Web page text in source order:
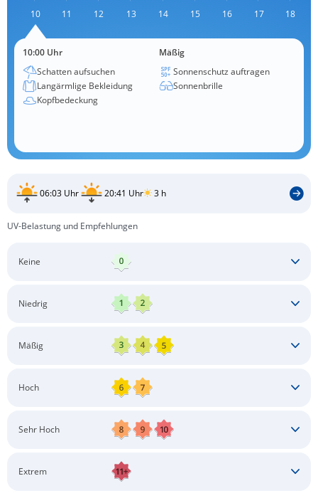
10 11 12 13 14 15 16 17 18
10:00 Uhr
Schatten aufsuchen
Langärmlige Bekleidung
Kopfbedeckung
Mäßig
Sonnenschutz auftragen
Sonnenbrille
06:03 Uhr 20:41 Uhr 3 h
UV-Belastung und Empfehlungen
Keine
Niedrig
Mäßig
Langärmlige Bekleidung
Hoch
Langärmlige Bekleidung
Sonnenbrille
Sehr Hoch
Langärmlige Bekleidung
Extrem